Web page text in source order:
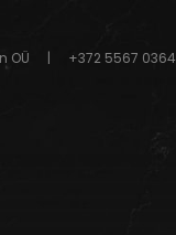
OÜ | +372 5567 0364